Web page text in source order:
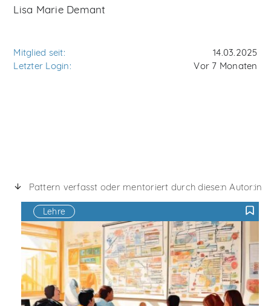
Lisa Marie Demant
Mitglied seit:
14.03.2025
Letzter Login:
Vor 7 Monaten
Pattern verfasst oder mentoriert durch diese:n Autor:in
Lehre
F